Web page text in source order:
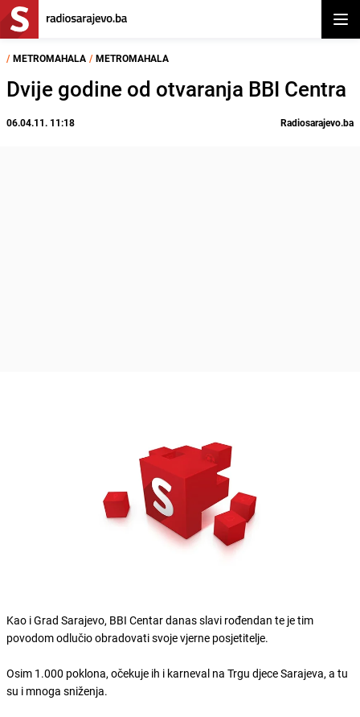
/ METROMAHALA / METROMAHALA
Dvije godine od otvaranja BBI Centra
06.04.11. 11:18 Radiosarajevo.ba
Kao i Grad Sarajevo, BBI Centar danas slavi rođendan te je tim
povodom odlučio obradovati svoje vjerne posjetitelje.
Osim 1.000 poklona, očekuje ih i karneval na Trgu djece Sarajeva, a tu
su i mnoga sniženja.